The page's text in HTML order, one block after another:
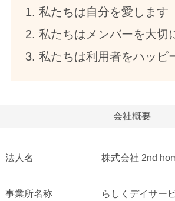
私たちは自分を愛します
私たちはメンバーを大切
私たちは利用者をハッピ
会社概要
法人名 株式会社 2nd
事業所名称 らしくデイサー